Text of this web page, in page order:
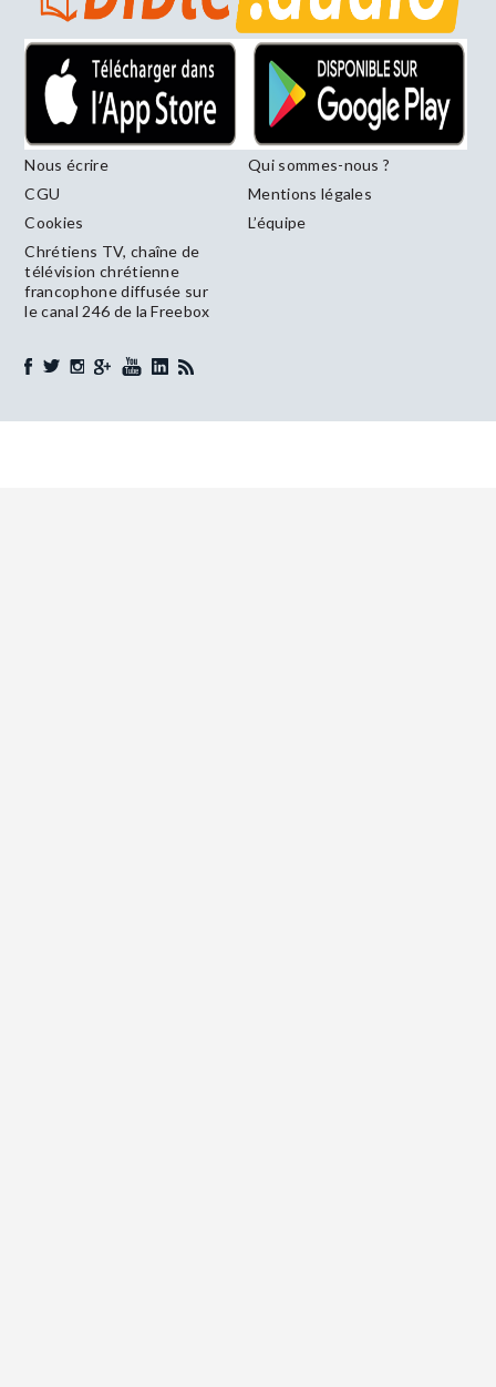
Nous écrire
Qui sommes-nous ?
CGU
Mentions légales
Cookies
L’équipe
Chrétiens TV, chaîne de
télévision chrétienne
francophone diffusée sur
le canal 246 de la Freebox